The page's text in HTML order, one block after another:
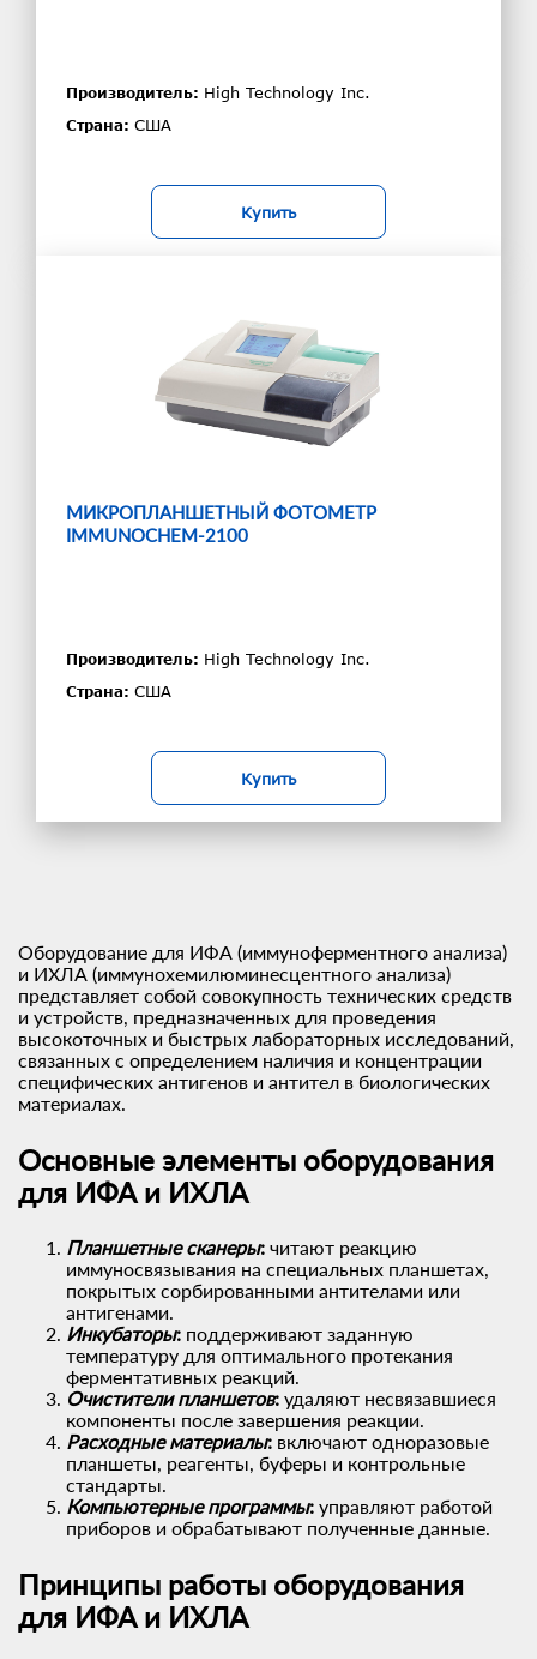
Производитель: High Technology Inc.
Страна: США
Купить
МИКРОПЛАНШЕТНЫЙ ФОТОМЕТР
IMMUNOCHEM-2100
Производитель: High Technology Inc.
Страна: США
Купить
Оборудование для ИФА (иммуноферментного анализа)
и ИХЛА (иммунохемилюминесцентного анализа)
представляет собой совокупность технических средств
и устройств, предназначенных для проведения
высокоточных и быстрых лабораторных исследований,
связанных с определением наличия и концентрации
специфических антигенов и антител в биологических
материалах.
Основные элементы оборудования
для ИФА и ИХЛА
Планшетные сканеры: читают реакцию
иммуносвязывания на специальных планшетах,
покрытых сорбированными антителами или
антигенами.
Инкубаторы: поддерживают заданную
температуру для оптимального протекания
ферментативных реакций.
Очистители планшетов: удаляют несвязавшиеся
компоненты после завершения реакции.
Расходные материалы: включают одноразовые
планшеты, реагенты, буферы и контрольные
стандарты.
Компьютерные программы: управляют работой
приборов и обрабатывают полученные данные.
Принципы работы оборудования
для ИФА и ИХЛА